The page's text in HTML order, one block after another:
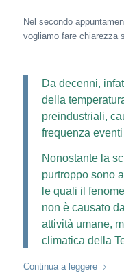
Nel secondo
vogliamo fare chiarezza
Da decenni,
della
preindustriali,
frequenza
Nonostante la
purtroppo sono
le quali il
non è causato
attività umane,
climatica della
Continua a leggere